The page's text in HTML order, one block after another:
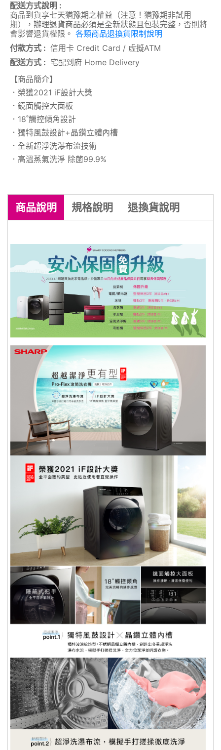
配送方式說明 :
商品到貨享七天猶豫期之權益（注意！猶豫期非試用
期），辦理退貨商品必須是全新狀態且包裝完整，否則將
會影響退貨權限。 各類商品退換貨限制說明
付款方式 : 信用卡 Credit Card / 虛擬ATM
配送方式 : 宅配到府 Home Delivery
【商品簡介】
．榮獲2021 iF設計大獎
．鏡面觸控大面板
．18˚觸控傾角設計
．獨特風鼓設計+晶鑽立體內槽
．全新超淨洗瀑布流技術
．高溫蒸氣洗淨 除菌99.9%
商品說明 規格說明 退換貨說明
【出退貨注意事項】
七天猶豫期
之權益（猶豫期非試用期），
辦理退貨商品必須是全新狀態且包裝完整，否則將會影
響退貨權限。
若有損傷或缺件情況，商品所產生之整新費，須視情
況酌收整新費並影響退貨權利。
此商品為大型家電，下單後1~3天內會以專人與您聯繫
指定配送與安裝時間，詳情可參閱
配送說明
離島地區不配送
鑑賞期非試用期），辦理退貨商品必須
全新狀態且包裝完整，商品一經拆
封，等同商品價值已受損，僅能以福利
品出售，若需退換貨，我方須收取價值
損失之費用(回復原狀、整新費)，請先
確認商品正確、外觀可接受，再行開
機/使用，以免影響您的權利。 註：依
消非者保護法 十九條【通訊交易解除權
合理例外情事適用準則】下列商品無七
天鑑賞期：
一、易腐敗、保存期限短、或解約時即將逾期。
二、依消費者要求所客製化給付
三、報紙、期刊或是報紙
四、經消費者拆封之影音商品或是電腦軟體
五、非以有形媒介提供之數位內容或一經提供即為
完成線上服務，經消費者事先同意始提供
六、已拆封個人衛生用品
七、國際航空客運服務
出貨已全程攝影，為保障您購物權益，
開箱過程請全程錄影；如有問題請反映
客服並提供錄影檔案，客服會儘速替消
費者處理後續相關事宜。
數位序號、票卷等非實體商品不提供退
換貨服務，其它商品僅限換貨1次。
個人衛生用品除商品本身有瑕疵外，未
拆封商品仍享有七天鑑賞期之退貨權
利。但已拆封 (外包裝不完整)，依據
《通訊交易解除權合理例外情事適用準
則》，本公司無法接受退換貨。 ※個人
衛生用品：泛指與肌膚及人體私密處接
觸之商品，例如：內衣褲、泳裝、襪
子、紙尿褲、牙刷、口罩、毛巾….等。